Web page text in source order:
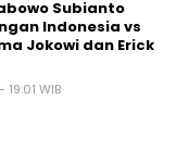
Subianto
Indonesia vs
Jokowi dan Erick
WIB